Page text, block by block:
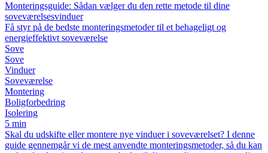
Monteringsguide: Sådan vælger du den rette metode til dine
soveværelsesvinduer
Få styr på de bedste monteringsmetoder til et behageligt og
energieffektivt soveværelse
Sove
Sove
Vinduer
Soveværelse
Montering
Boligforbedring
Isolering
5 min
Skal du udskifte eller montere nye vinduer i soveværelset? I denne
guide gennemgår vi de mest anvendte monteringsmetoder, så du kan